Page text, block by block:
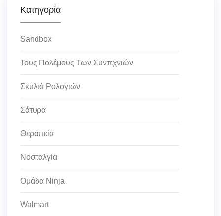
Κατηγορία
Sandbox
Τους Πολέμους Των Συντεχνιών
Σκυλιά Ρολογιών
Σάτυρα
Θεραπεία
Νοσταλγία
Ομάδα Ninja
Walmart